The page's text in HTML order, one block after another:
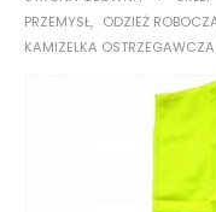
PRZEMYSŁ, ODZIEŻ
KAMIZELKA